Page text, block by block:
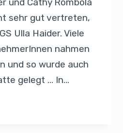
und Cathy Rombolà
sehr gut vertreten,
Ulla Haider. Viele
nahmen
und so wurde auch
gelegt … In…